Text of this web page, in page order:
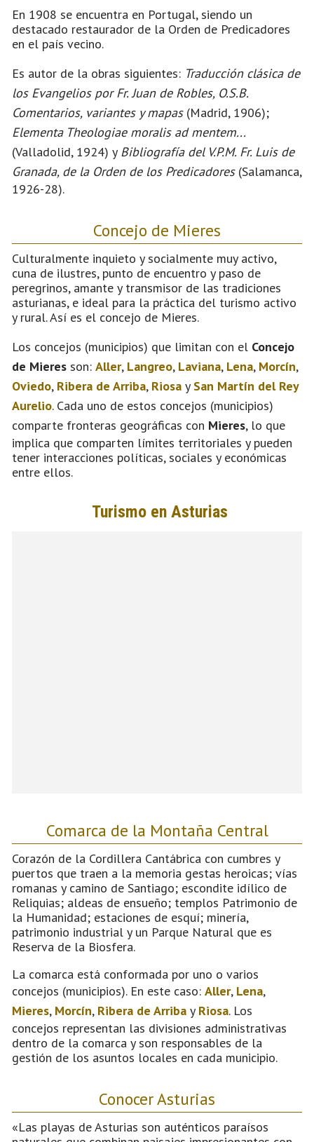
En 1908 se encuentra en Portugal, siendo un
destacado restaurador de la Orden de Predicadores
en el país vecino.
Es autor de la obras siguientes: Traducción clásica de
los Evangelios por Fr. Juan de Robles, O.S.B.
Comentarios, variantes y mapas(Madrid, 1906);
Elementa Theologiae moralis ad mentem...
(Valladolid, 1924) y Bibliografía del V.P.M. Fr. Luis de
Granada, de la Orden de los Predicadores(Salamanca,
1926-28).
Concejo de Mieres
Culturalmente inquieto y socialmente muy activo,
cuna de ilustres, punto de encuentro y paso de
peregrinos, amante y transmisor de las tradiciones
asturianas, e ideal para la práctica del turismo activo
y rural. Así es el concejo de Mieres.
Los concejos (municipios) que limitan con el Concejo
de Mieres son: Aller, Langreo, Laviana, Lena, Morcín,
Oviedo, Ribera de Arriba, Riosa y San Martín del Rey
Aurelio. Cada uno de estos concejos (municipios)
comparte fronteras geográficas con Mieres, lo que
implica que comparten límites territoriales y pueden
tener interacciones políticas, sociales y económicas
entre ellos.
Comarca de la Montaña Central
Corazón de la Cordillera Cantábrica con cumbres y
puertos que traen a la memoria gestas heroicas; vías
romanas y camino de Santiago; escondite idílico de
Reliquias; aldeas de ensueño; templos Patrimonio de
la Humanidad; estaciones de esquí; minería,
patrimonio industrial y un Parque Natural que es
Reserva de la Biosfera.
La comarca está conformada por uno o varios
concejos (municipios). En este caso: Aller, Lena,
Mieres, Morcín, Ribera de Arriba y Riosa. Los
concejos representan las divisiones administrativas
dentro de la comarca y son responsables de la
gestión de los asuntos locales en cada municipio.
Conocer Asturias
«Las playas de Asturias son auténticos paraísos